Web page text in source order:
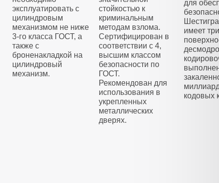
эксплуатировать с
цилиндровым
механизмом не ниже
3-го класса ГОСТ, а
также с
броненакладкой на
цилиндровый
механизм.
стойкостью к
криминальным
методам взлома.
Сертифицирован в
соответствии с 4,
высшим классом
безопасности по
ГОСТ.
Рекомендован для
использования в
укрепленных
металлических
дверях.
для
имеет
кодовых